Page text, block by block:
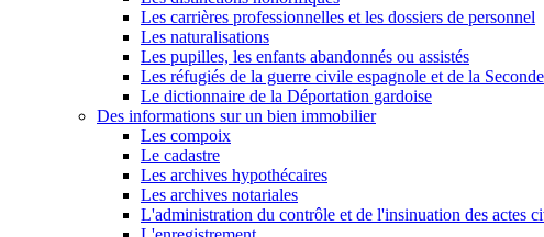
Les carrières professionnelles et les dossiers de personnel
Les naturalisations
Les pupilles, les enfants abandonnés ou assistés
Les réfugiés de la guerre civile espagnole et de la
Le dictionnaire de la Déportation gardoise
Des informations sur un bien immobilier
Les compoix
Le cadastre
Les archives hypothécaires
Les archives notariales
L'administration du contrôle et de l'insinuation des actes